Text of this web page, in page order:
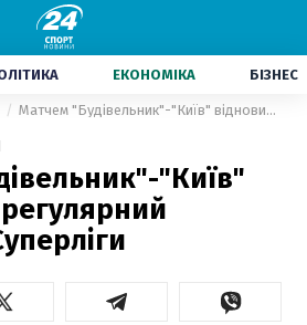
ЕКОНОМІКА БІЗНЕС
Матчем "Будівельник"-"Київ" відновився регулярний чемпіонат Суперліги
"Київ"